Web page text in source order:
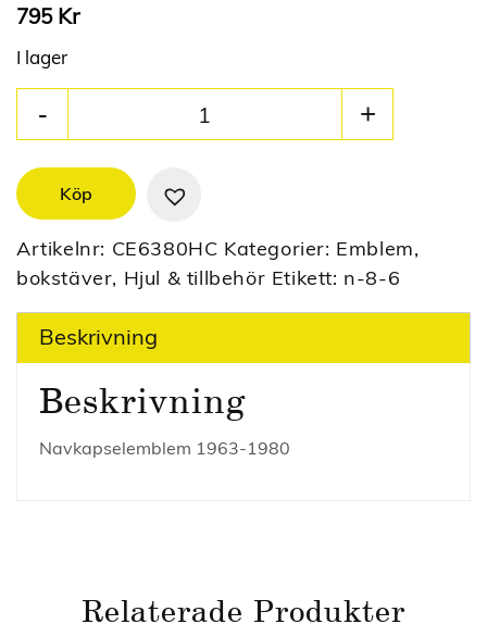
795 Kr
I lager
Köp
Artikelnr: CE6380HC Kategorier: Emblem,
bokstäver, Hjul & tillbehör Etikett: n-8-6
Beskrivning
Beskrivning
Navkapselemblem 1963-1980
Relaterade Produkter